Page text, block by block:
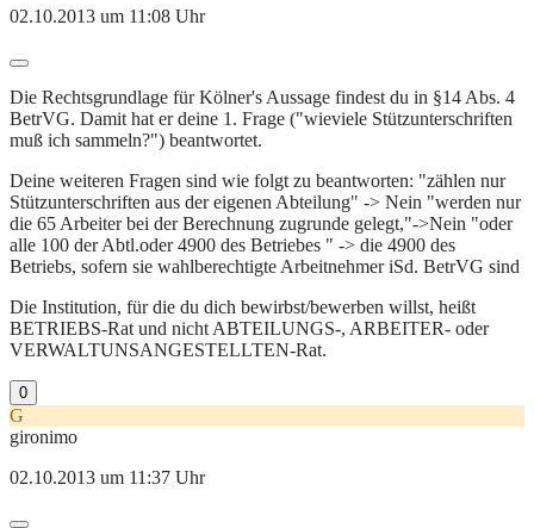
02.10.2013 um 11:08 Uhr
Die Rechtsgrundlage für Kölner's Aussage findest du in §14 Abs. 4
BetrVG. Damit hat er deine 1. Frage ("wieviele Stützunterschriften
muß ich sammeln?") beantwortet.
Deine weiteren Fragen sind wie folgt zu beantworten: "zählen nur
Stützunterschriften aus der eigenen Abteilung" -> Nein "werden nur
die 65 Arbeiter bei der Berechnung zugrunde gelegt,"->Nein "oder
alle 100 der Abtl.oder 4900 des Betriebes " -> die 4900 des
Betriebs, sofern sie wahlberechtigte Arbeitnehmer iSd. BetrVG sind
Die Institution, für die du dich bewirbst/bewerben willst, heißt
BETRIEBS-Rat und nicht ABTEILUNGS-, ARBEITER- oder
VERWALTUNSANGESTELLTEN-Rat.
0
G
gironimo
02.10.2013 um 11:37 Uhr